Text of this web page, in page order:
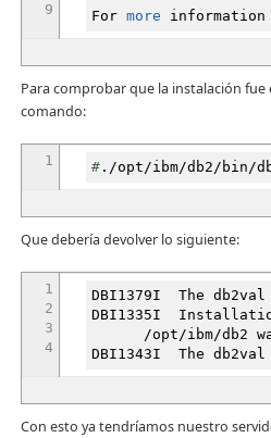
9
For more
Para comprobar que la instalación
comando:
1 #. /opt/ibm/db2/ bin/
Que debería devolver lo siguiente:
1
2
3
4
DBI1379I The db2val
DBI1335I
/opt/ibm/db2
DBI1343I The db2val
Con esto ya tendríamos nuestro